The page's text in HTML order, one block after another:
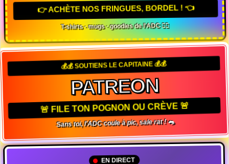
👉 ACHÈTE NOS FRINGUES, BORDEL ! 👈
T-shirts · mugs · goodies de l'ADC 🏴‍☠️
💰💰 SOUTIENS LE CAPITAINE 💰💰
PATREON
🚨 FILE TON POGNON OU CRÈVE 🚨
Sans toi, l'ADC coule à pic, sale rat ! 🐀
EN DIRECT